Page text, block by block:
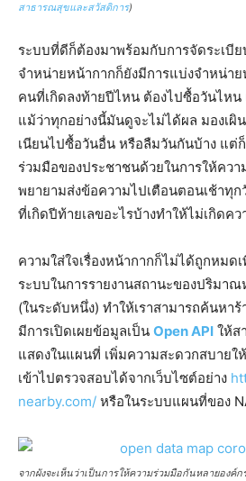
สาธารณสุขและสวัสดิการ)
ระบบที่ดีก็ต้องมาพร้อมกับการจัดระเบี
จำหน่ายหน้ากากก็ยังมีการแบ่งจำหน่า
คนที่เกิดลงท้ายปีไหน ต้องไปซื้อวันไหน
แม้ว่าทุกอย่างนี้มันดูจะไม่ได้ผล มองเผิ
เนียนไปซื้อวันอื่น หรือลืมวันกันบ้าง แต่
ร่วมมือของประชาชนด้วยในการให้ควา
พยายามส่งข้อความไปเตือนตอนเช้าทุ
ที่เกิดปีท้ายเลขอะไรบ้างทำให้ไม่เกิดค
ความใส่ใจเรื่องหน้ากากก็ไม่ได้ถูกหมด
ระบบในการรายงานสถานะของปริมา
(ในระดับหนึ่ง) ทำให้เราสามารถค้นหา
มีการเปิดเผยข้อมูลเป็น Open API ให้ส
แสดงในแผนที่ เพิ่มความสะดวกสบายใ
เข้าไปตรวจสอบได้จากเว็บไซต์อย่าง
nearby.com/ หรือในระบบแผนที่ของ
จากผังจะเห็นว่าเป็นการให้ความร่วมมือกันหลายองค์